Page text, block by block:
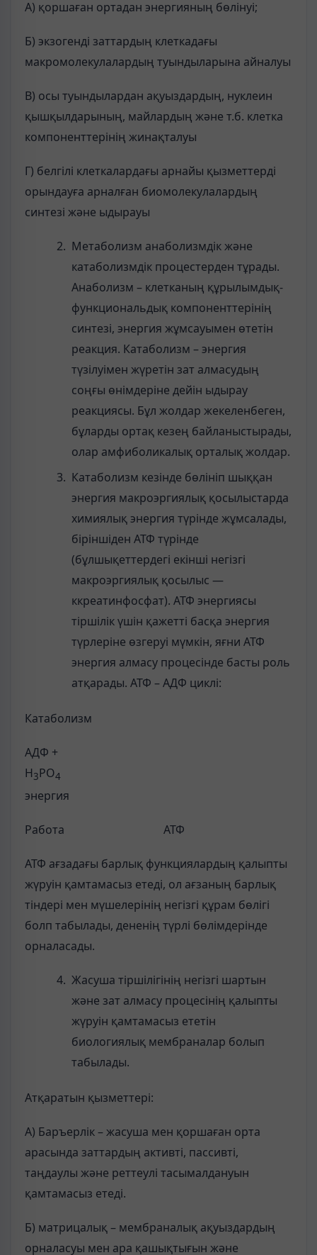
А) қоршаған ортадан энергияның бөлінуі;
Б) экзогенді заттардың клеткадағы
макромолекулалардың туындыларына айналуы
В) осы туындылардан ақуыздардың, нуклеин
қышқылдарының, майлардың және т.б. клетка
компоненттерінің жинақталуы
Г) белгілі клеткалардағы арнайы қызметтерді
орындауға арналған биомолекулалардың
синтезі және ыдырауы
Метаболизм анаболизмдік және
катаболизмдік процестерден тұрады.
Анаболизм – клетканың құрылымдық-
функциональдық компоненттерінің
синтезі, энергия жұмсауымен өтетін
реакция. Катаболизм – энергия
түзілуімен жүретін зат алмасудың
соңғы өнімдеріне дейін ыдырау
реакциясы. Бұл жолдар жекеленбеген,
бұларды ортақ кезең байланыстырады,
олар амфиболикалық орталық жолдар.
Катаболизм кезінде бөлініп шыққан
энергия макроэргиялық қосылыстарда
химиялық энергия түрінде жұмсалады,
біріншіден АТФ түрінде
(бұлшықеттердегі екінші негізгі
макроэргиялық қосылыс —
ккреатинфосфат). АТФ энергиясы
тіршілік үшін қажетті басқа энергия
түрлеріне өзгеруі мүмкін, яғни АТФ
энергия алмасу процесінде басты роль
атқарады. АТФ – АДФ циклі:
Катаболизм
АДФ +
Н3РО4
энергия
Работа АТФ
АТФ ағзадағы барлық функциялардың қалыпты
жүруін қамтамасыз етеді, ол ағзаның барлық
тіндері мен мүшелерінің негізгі құрам бөлігі
болп табылады, дененің түрлі бөлімдерінде
орналасады.
Жасуша тіршілігінің негізгі шартын
және зат алмасу процесінің қалыпты
жүруін қамтамасыз ететін
биологиялық мембраналар болып
табылады.
Атқаратын қызметтері:
А) Баръерлік – жасуша мен қоршаған орта
арасында заттардың активті, пассивті,
таңдаулы және реттеулі тасымалдануын
қамтамасыз етеді.
Б) матрицалық – мембраналық ақуыздардың
орналасуы мен ара қашықтығын және